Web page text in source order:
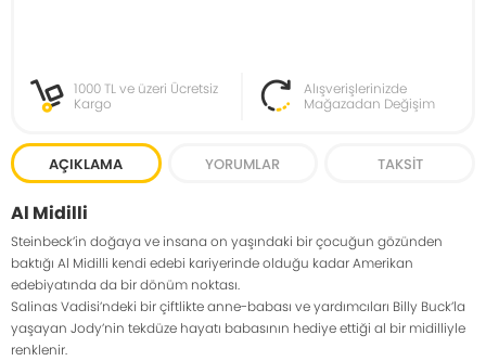
1000 TL ve üzeri Ücretsiz
Kargo
Alışverişlerinizde
Mağazadan Değişim
AÇIKLAMA YORUMLAR TAKSIT
Al Midilli
Steinbeck’in doğaya ve insana on yaşındaki bir çocuğun gözünden
baktığı Al Midilli kendi edebi kariyerinde olduğu kadar Amerikan
edebiyatında da bir dönüm noktası.
Salinas Vadisi’ndeki bir çiftlikte anne-babası ve yardımcıları Billy Buck’la
yaşayan Jody’nin tekdüze hayatı babasının hediye ettiği al bir midilliyle
renklenir.